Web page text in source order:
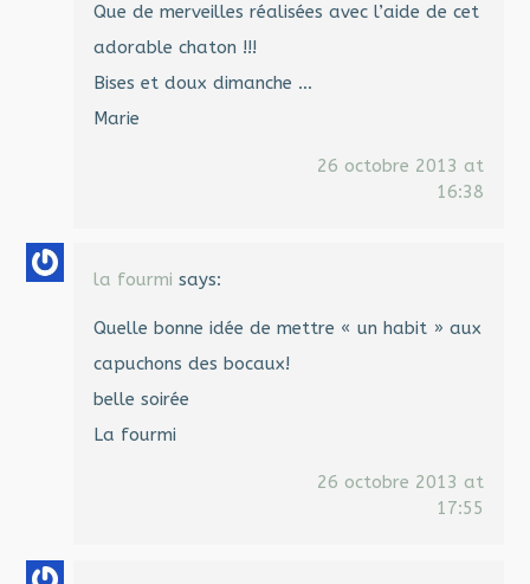
Que de merveilles réalisées avec l’aide de cet
adorable chaton !!!
Bises et doux dimanche …
Marie
26 octobre 2013 at
16:38
la fourmi says:
Quelle bonne idée de mettre « un habit » aux
capuchons des bocaux!
belle soirée
La fourmi
26 octobre 2013 at
17:55